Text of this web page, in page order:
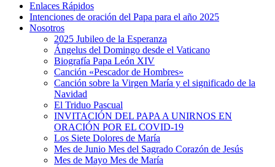
Enlaces Rápidos
Intenciones de oración del Papa para el año 2025
Nosotros
2025 Jubileo de la Esperanza
Ángelus del Domingo desde el Vaticano
Biografía Papa León XIV
Canción «Pescador de Hombres»
Canción sobre la Virgen María y el significado de la
Navidad
El Triduo Pascual
INVITACIÓN DEL PAPA A UNIRNOS EN
ORACIÓN POR EL COVID-19
Los Siete Dolores de María
Mes de Junio Mes del Sagrado Corazón de Jesús
Mes de Mayo Mes de María